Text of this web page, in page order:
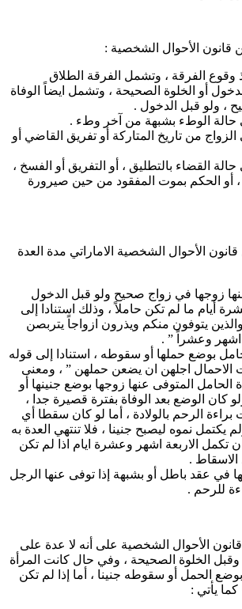
وقوع الفرقة ، وتشمل الفرقة الطلاق
أو الخلوة الصحيحة ، وتشمل ايضاً الوفاة
، ولو قبل الدخول .
حالة الوطء بشبهة من آخر وطء .
من تاريخ المتاركة أو تفريق القاضي أو
القضاء بالتطليق ، أو التفريق أو الفسخ ،
، أو الحكم بموت المفقود من حين صيرورة
المادة 138 من قانون الأحوال الشخصية الاماراتي مدة العدة
زوجها في زواج صحيح ولو قبل الدخول
أيام ما لم تكن حاملاً ، وذلك استنادا إلى
يتوفون منكم ويذرون ازواجاً يتربصن
اشهر وعشراً ” .
بوضع حملها أو سقوطه ، استنادا إلى قوله
الاحمال اجلهن ان يضعن حملهن ” ، ومعنى
الحامل المتوفى عنها زوجها بوضع جنينها أو
الوضع بعد الوفاة بفترة قصيرة جدا ،
براءة الرحم بالولادة ، أما لو كان سقطا أي
يكتمل نموه ليصبح جنينا ، فلا تنتهي العدة به
تكمل الاربعة اشهر وعشرة ايام اذا لم تكن
.
في عقد باطل أو بشبهة إذا توفى عنها الرجل
للرحم .
139 من قانون الأحوال الشخصية على أنه لا عدة على
الخلوة الصحيحة ، وفي حال كانت المرأة
الحمل أو سقوطه جنينا ، أما إذا لم تكن
كما يأتي :